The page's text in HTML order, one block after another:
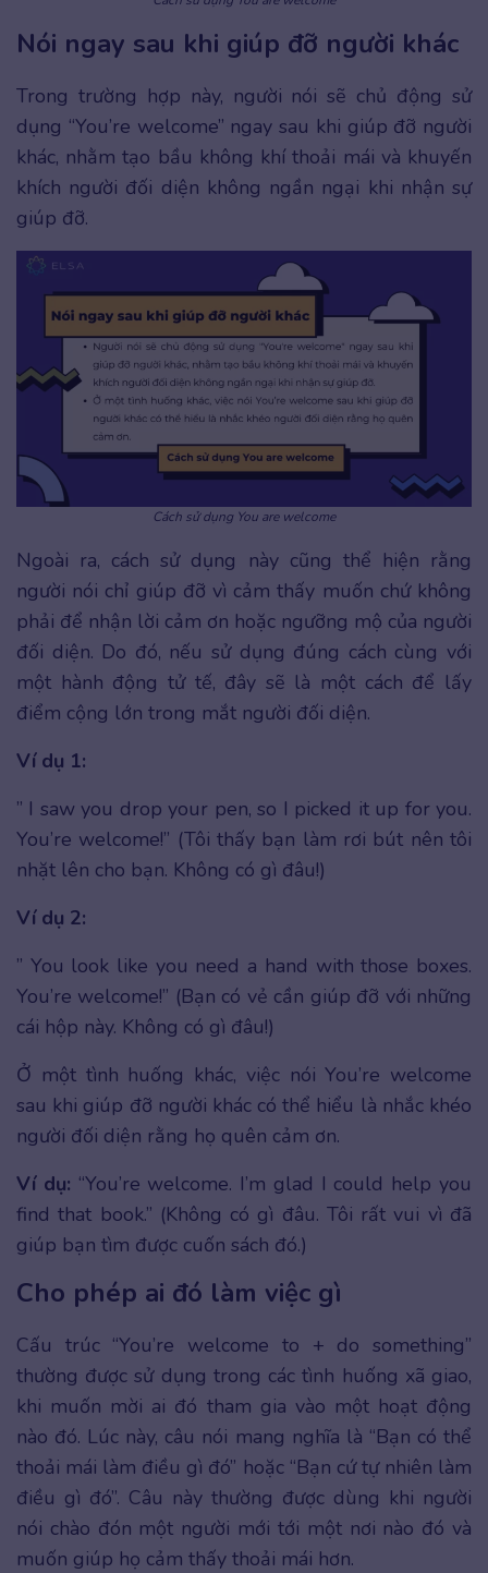
Nói ngay sau khi giúp đỡ người khác
Trong trường hợp này, người nói sẽ chủ động sử
dụng “You’re welcome” ngay sau khi giúp đỡ người
khác, nhằm tạo bầu không khí thoải mái và khuyến
khích người đối diện không ngần ngại khi nhận sự
giúp đỡ.
Cách sử dụng You are welcome
Ngoài ra, cách sử dụng này cũng thể hiện rằng
người nói chỉ giúp đỡ vì cảm thấy muốn chứ không
phải để nhận lời cảm ơn hoặc ngưỡng mộ của người
đối diện. Do đó, nếu sử dụng đúng cách cùng với
một hành động tử tế, đây sẽ là một cách để lấy
điểm cộng lớn trong mắt người đối diện.
Ví dụ 1:
” I saw you drop your pen, so I picked it up for you.
You’re welcome!” (Tôi thấy bạn làm rơi bút nên tôi
nhặt lên cho bạn. Không có gì đâu!)
Ví dụ 2:
” You look like you need a hand with those boxes.
You’re welcome!” (Bạn có vẻ cần giúp đỡ với những
cái hộp này. Không có gì đâu!)
Ở một tình huống khác, việc nói You’re welcome
sau khi giúp đỡ người khác có thể hiểu là nhắc khéo
người đối diện rằng họ quên cảm ơn.
Ví dụ: “You’re welcome. I’m glad I could help you
find that book.” (Không có gì đâu. Tôi rất vui vì đã
giúp bạn tìm được cuốn sách đó.)
Cho phép ai đó làm việc gì
Cấu trúc “You’re welcome to + do something”
thường được sử dụng trong các tình huống xã giao,
khi muốn mời ai đó tham gia vào một hoạt động
nào đó. Lúc này, câu nói mang nghĩa là “Bạn có thể
thoải mái làm điều gì đó” hoặc “Bạn cứ tự nhiên làm
điều gì đó”. Câu này thường được dùng khi người
nói chào đón một người mới tới một nơi nào đó và
muốn giúp họ cảm thấy thoải mái hơn.